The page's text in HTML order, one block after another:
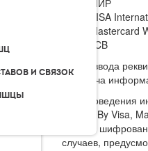
МИР
VISA
Mastercard
JCB
После ввода
передача
Для проведения
Verified By Visa,
битным
случаев,
и связок